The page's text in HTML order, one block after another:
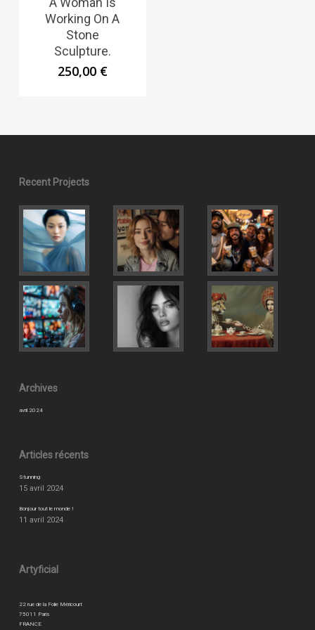
Working On A
Stone
Sculpture.
250,00 €
Recent Projects
Archives
avril 2024
Articles récents
Stunning
15 avril 2024
Bonjour tout le monde !
11 avril 2024
Artyficial
22 rue de la Folie Méricourt
75011 Paris
FRANCE